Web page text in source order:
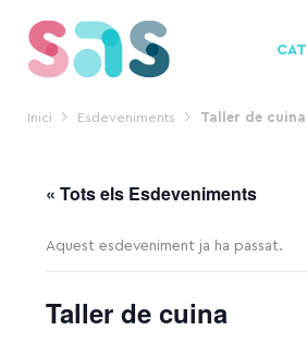
contingut
CAT
Inici Esdeveniments Taller de cuina
« Tots els Esdeveniments
Aquest esdeveniment ja ha passat.
Taller de cuina